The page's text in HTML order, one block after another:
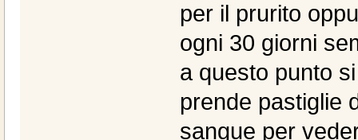
per il prurito
ogni 30 giorni
a questo punto
prende pastiglie
sangue per